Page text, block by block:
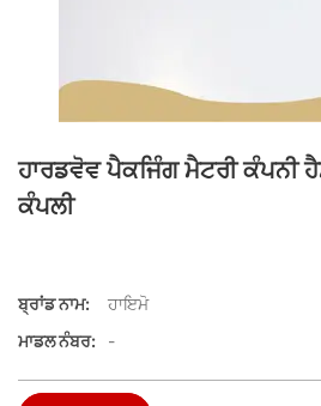
ਹਾਰਡਵੋਵ ਪੈਕਜਿੰਗ ਮੈਟਰੀ ਕੰਪਨੀ
ਕੰਪਲੀ
ਬ੍ਰਾਂਡ ਨਾਮ:
ਹਾਇਮੋ
ਮਾਡਲ ਨੰਬਰ:
-